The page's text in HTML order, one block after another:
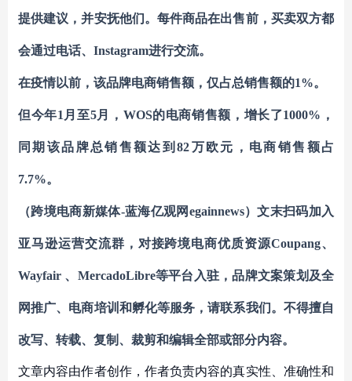
提供建议，并安抚他们。每件商品在出售前，买卖双方都
会通过电话、 Instagram进行交流。
在疫情以前，该品牌电商销售额，仅占总销售额的1%。
但今年1月至5月，WOS的电商销售额， 增长了1000% ，
同期该品牌总销售额达到82万欧元， 电商销售额占
7.7%。
（跨境电商新媒体-蓝海亿观网egainnews）文末扫码加 入
亚马逊运营交流群 ，对接跨境电商优质资源Coupang、
Wayfair 、 MercadoLibre等平台入驻 ，品牌文案策划及全
网推广、电商培训和孵化等服务 ，请联系我们。不得擅自
改写、转载、复制、裁剪和编辑全部或部分内容。
文章内容由作者创作，作者负责内容的真实性、准确性和